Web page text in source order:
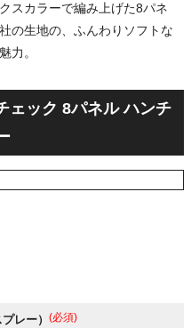
スカラーで編み上げた8パネ
の生地の、ふんわりソフトな
力。
ック 8パネル ハンチ
レー） (必須)